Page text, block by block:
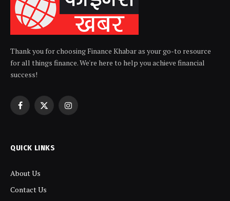
Thank you for choosing Finance Khabar as your go-to resource
for all things finance. We're here to help you achieve financial
success!
Facebook
X
Instagram
QUICK LINKS
About Us
Contact Us